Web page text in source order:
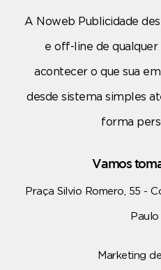
A Noweb Publicidade
e off-line de
acontecer o que sua
desde sistema simples
forma
Vamos
Praça Silvio Romero, 55 -
Paulo
Marketing